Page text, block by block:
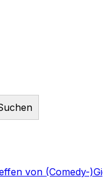
von (Comedy-